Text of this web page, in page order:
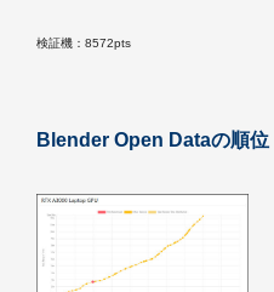
検証機：8572pts
Blender Open Dataの順位